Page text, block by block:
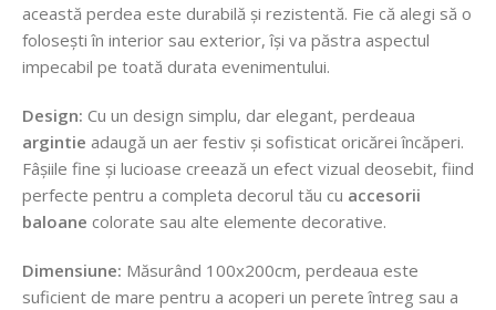
această perdea este durabilă și rezistentă. Fie că alegi să o
folosești în interior sau exterior, își va păstra aspectul
impecabil pe toată durata evenimentului.
Design: Cu un design simplu, dar elegant, perdeaua
argintie adaugă un aer festiv și sofisticat oricărei încăperi.
Fâșiile fine și lucioase creează un efect vizual deosebit, fiind
perfecte pentru a completa decorul tău cu accesorii
baloane colorate sau alte elemente decorative.
Dimensiune: Măsurând 100x200cm, perdeaua este
suficient de mare pentru a acoperi un perete întreg sau a